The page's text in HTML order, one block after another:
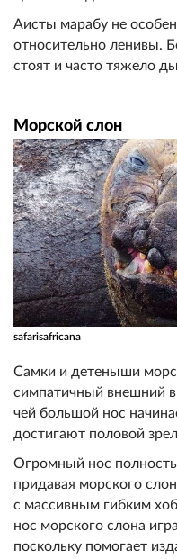
Аисты марабу не
относительно ленивы.
стоят и часто тяжело
Морской слон
safarisafricana
Самки и детеныши
симпатичный внешний
чей большой нос
достигают половой
Огромный нос
придавая морского
с массивным гибким
нос морского слона
поскольку помогает